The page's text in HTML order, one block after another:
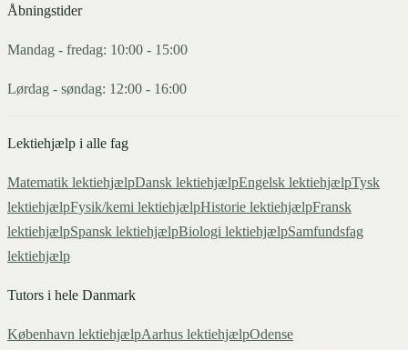
Åbningstider
Mandag - fredag: 10:00 - 15:00
Lørdag - søndag: 12:00 - 16:00
Lektiehjælp i alle fag
Matematik lektiehjælpDansk lektiehjælpEngelsk lektiehjælpTysk
lektiehjælpFysik/kemi lektiehjælpHistorie lektiehjælpFransk
lektiehjælpSpansk lektiehjælpBiologi lektiehjælpSamfundsfag
lektiehjælp
Tutors i hele Danmark
København lektiehjælpAarhus lektiehjælpOdense